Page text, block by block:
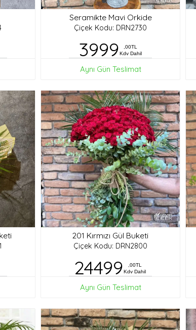
Seramikte Mavi Orkide
Çiçek Kodu: DRN2730
3999
,00TL
Kdv Dahil
Aynı Gün Teslimat
201 Kırmızı Gül Buketi
Çiçek Kodu: DRN2800
24499
,00TL
Kdv Dahil
Aynı Gün Teslimat